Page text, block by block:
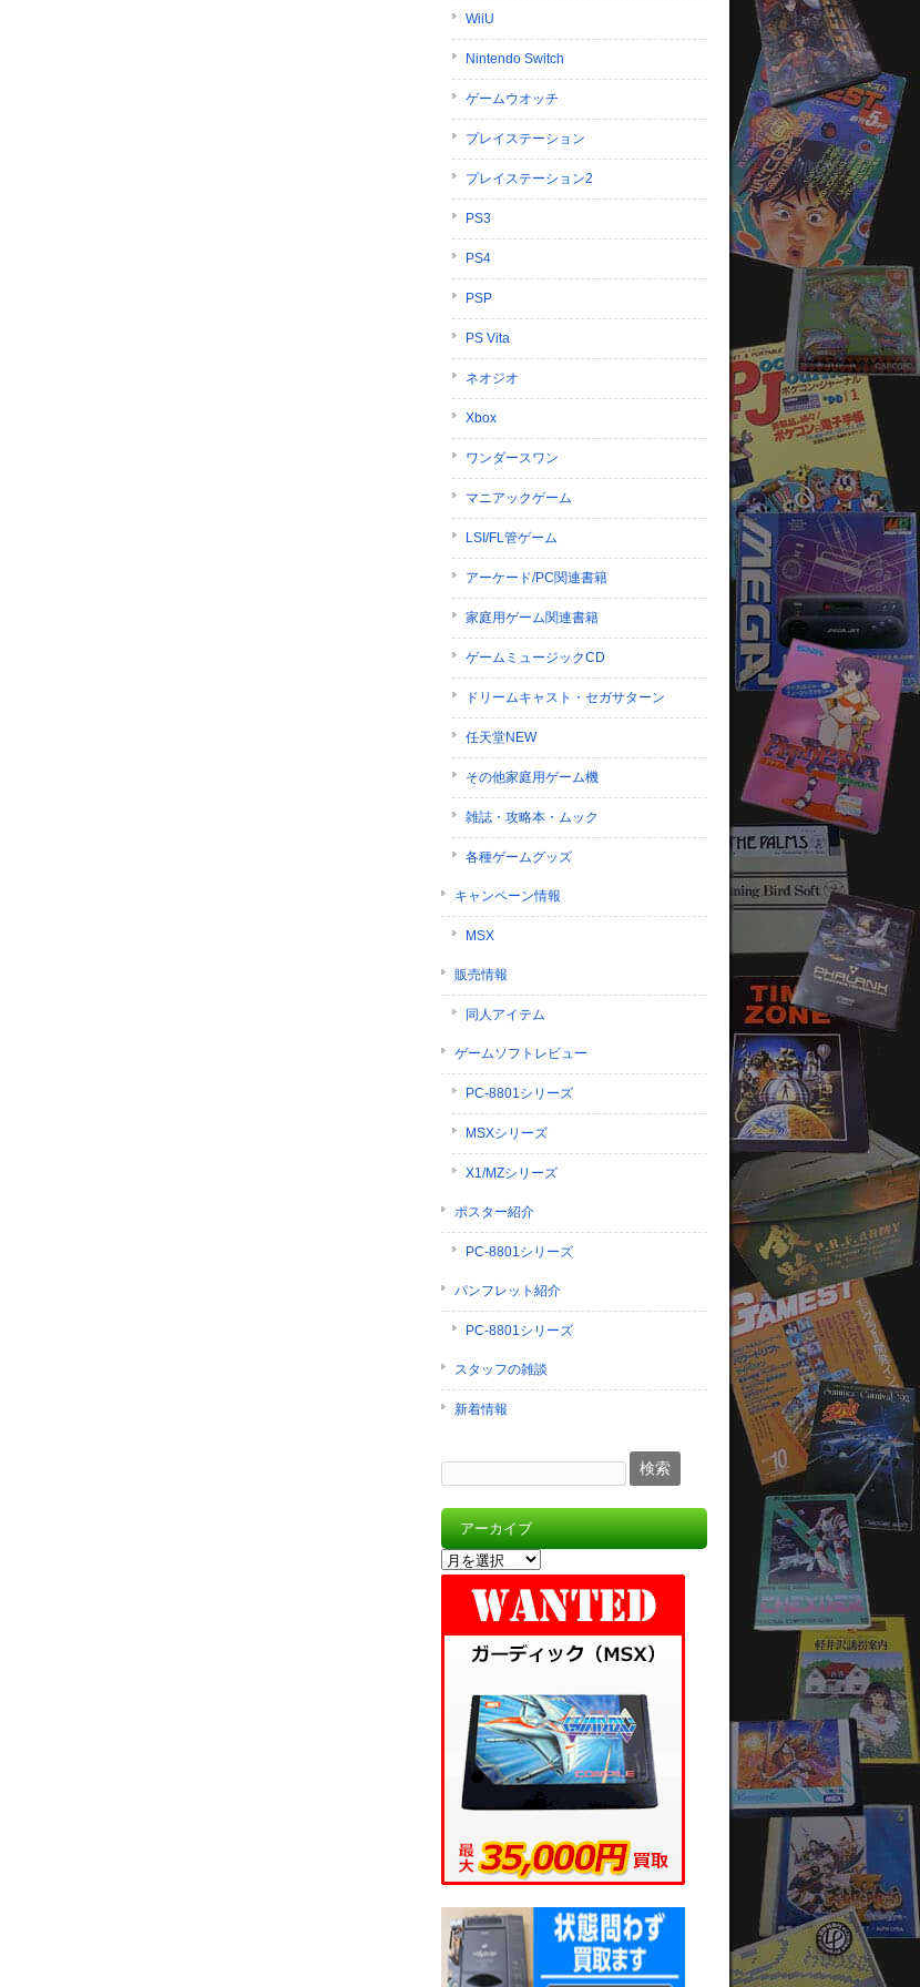
WiiU
Nintendo Switch
ゲームウオッチ
プレイステーション
プレイステーション2
PS3
PS4
PSP
PS Vita
ネオジオ
Xbox
ワンダースワン
マニアックゲーム
LSI/FL管ゲーム
アーケード/PC関連書籍
家庭用ゲーム関連書籍
ゲームミュージックCD
ドリームキャスト・セガサターン
任天堂NEW
その他家庭用ゲーム機
雑誌・攻略本・ムック
各種ゲームグッズ
キャンペーン情報
MSX
販売情報
同人アイテム
ゲームソフトレビュー
PC-8801シリーズ
MSXシリーズ
X1/MZシリーズ
ポスター紹介
PC-8801シリーズ
パンフレット紹介
PC-8801シリーズ
スタッフの雑談
新着情報
アーカイブ